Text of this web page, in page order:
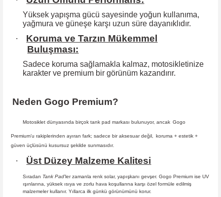
Yüksek yapışma gücü sayesinde yoğun kullanıma,
yağmura ve güneşe karşı uzun süre dayanıklıdır.
·
Koruma ve Tarzın Mükemmel
Buluşması:
Sadece koruma sağlamakla kalmaz, motosikletinize
karakter ve premium bir görünüm kazandırır.
Neden Gogo Premium?
Motosiklet dünyasında birçok tank pad markası bulunuyor, ancak Gogo
Premium’u rakiplerinden ayıran fark; sadece bir aksesuar değil,
koruma + estetik +
güven üçlüsünü kusursuz şekilde sunmasıdır.
· Üst Düzey Malzeme Kalitesi
Sıradan Tank Pad’ler zamanla renk solar, yapışkanı gevşer. Gogo Premium ise UV
ışınlarına, yüksek ısıya ve zorlu hava koşullarına karşı özel formüle edilmiş
malzemeler kullanır. Yıllarca ilk günkü görünümünü korur.